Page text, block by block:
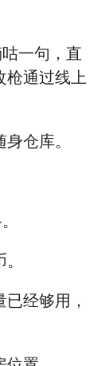
一句，直
枪通过线上
仓库。
经够用，